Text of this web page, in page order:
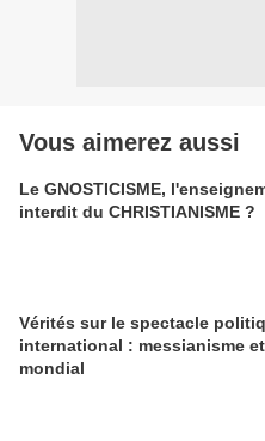
Vous aimerez aussi
Le GNOSTICISME,
interdit du CHRISTIANISME ?
Vérités sur le spectacle
international : messianisme
mondial